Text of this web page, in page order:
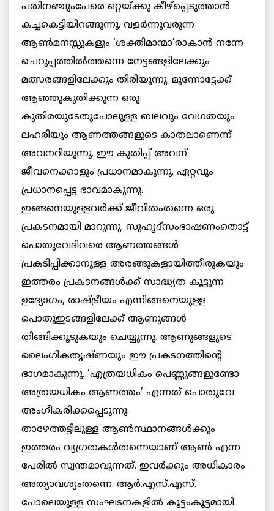
പതിനഞ്ചുംപേരെ ഒറ്റയ്ക്കു കീഴ്‌പ്പെടുത്താന്‍
കച്ചകെട്ടിയിറങ്ങുന്നു. വളര്‍ന്നുവരുന്ന
ആണ്‍മനസ്സുകളും ‘ശക്തിമാന്മാ’രാകാന്‍ നന്നേ
ചെറുപ്പത്തില്‍ത്തന്നെ നേട്ടങ്ങളിലേക്കും
മത്സരങ്ങളിലേക്കും തിരിയുന്നു. മുന്നോട്ടേക്ക്
ആഞ്ഞുകുതിക്കുന്ന ഒരു
കുതിരയുടേതുപോലുള്ള ബലവും വേഗതയും
ലഹരിയും ആണത്തങ്ങളുടെ കാതലാണെന്ന്
അവനറിയുന്നു. ഈ കുതിപ്പ് അവന്
ജീവനെക്കാളും പ്രധാനമാകുന്നു. ഏറ്റവും
പ്രധാനപ്പെട്ട ഭാവമാകുന്നു.
ഇങ്ങനെയുള്ളവര്‍ക്ക് ജീവിതംതന്നെ ഒരു
പ്രകടനമായി മാറുന്നു. സുഹൃദ്‌സംഭാഷണംതൊട്ട്
പൊതുവേദിവരെ ആണത്തങ്ങള്‍
പ്രകടിപ്പിക്കാനുള്ള അരങ്ങുകളായിത്തീരുകയും
ഇത്തരം പ്രകടനങ്ങള്‍ക്ക് സാദ്ധ്യത കൂട്ടുന്ന
ഉദ്യോഗം, രാഷ്ട്രീയം എന്നിങ്ങനെയുള്ള
പൊതുഇടങ്ങളിലേക്ക് ആണുങ്ങള്‍
തിങ്ങിക്കൂടുകയും ചെയ്യുന്നു. ആണുങ്ങളുടെ
ലൈംഗികതൃഷ്ണയും ഈ പ്രകടനത്തിന്റെ
ഭാഗമാകുന്നു. ‘എത്രയധികം പെണ്ണുങ്ങളുണ്ടോ
അത്രയധികം ആണത്തം’ എന്നത് പൊതുവേ
അംഗീകരിക്കപ്പെടുന്നു.
താഴേത്തട്ടിലുള്ള ആണ്‍സ്ഥാനങ്ങള്‍ക്കും
ഇത്തരം വ്യഗ്രതകള്‍തന്നെയാണ് ആണ്‍ എന്ന
പേരില്‍ സ്വന്തമാവുന്നത്. ഇവര്‍ക്കും അധികാരം
അത്യാവശ്യംതന്നെ. ആര്‍.എസ്.എസ്.
പോലെയുള്ള സംഘടനകളില്‍ കൂട്ടംകൂട്ടമായി